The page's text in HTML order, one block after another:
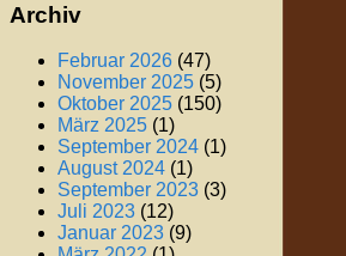
Archiv
Februar 2026 (47)
November 2025 (5)
Oktober 2025 (150)
März 2025 (1)
September 2024 (1)
August 2024 (1)
September 2023 (3)
Juli 2023 (12)
Januar 2023 (9)